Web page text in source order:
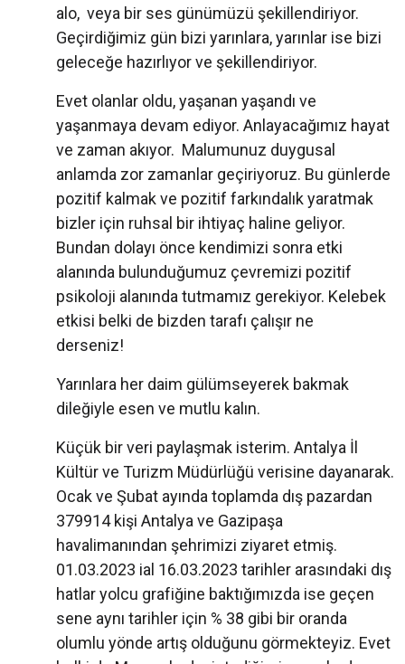
alo, veya bir ses günümüzü şekillendiriyor.
Geçirdiğimiz gün bizi yarınlara, yarınlar ise bizi
geleceğe hazırlıyor ve şekillendiriyor.
Evet olanlar oldu, yaşanan yaşandı ve
yaşanmaya devam ediyor. Anlayacağımız hayat
ve zaman akıyor. Malumunuz duygusal
anlamda zor zamanlar geçiriyoruz. Bu günlerde
pozitif kalmak ve pozitif farkındalık yaratmak
bizler için ruhsal bir ihtiyaç haline geliyor.
Bundan dolayı önce kendimizi sonra etki
alanında bulunduğumuz çevremizi pozitif
psikoloji alanında tutmamız gerekiyor. Kelebek
etkisi belki de bizden tarafı çalışır ne
derseniz!
Yarınlara her daim gülümseyerek bakmak
dileğiyle esen ve mutlu kalın.
Küçük bir veri paylaşmak isterim. Antalya İl
Kültür ve Turizm Müdürlüğü verisine dayanarak.
Ocak ve Şubat ayında toplamda dış pazardan
379914 kişi Antalya ve Gazipaşa
havalimanından şehrimizi ziyaret etmiş.
01.03.2023 ial 16.03.2023 tarihler arasındaki dış
hatlar yolcu grafiğine baktığımızda ise geçen
sene aynı tarihler için % 38 gibi bir oranda
olumlu yönde artış olduğunu görmekteyiz. Evet